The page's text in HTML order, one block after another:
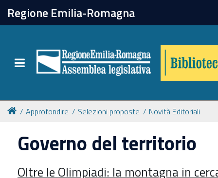
Regione Emilia-Romagna
Toggle navigation
chiudi
Catalogo online
Collezioni
Per approfondire
Appuntamenti
Approfondire Selezioni proposte Novità Editoriali
Governo del territorio
Oltre le Olimpiadi: la montagna in